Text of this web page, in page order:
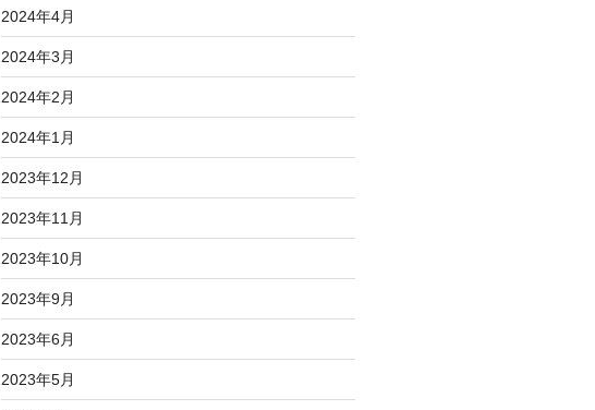
2024年4月
2024年3月
2024年2月
2024年1月
2023年12月
2023年11月
2023年10月
2023年9月
2023年6月
2023年5月